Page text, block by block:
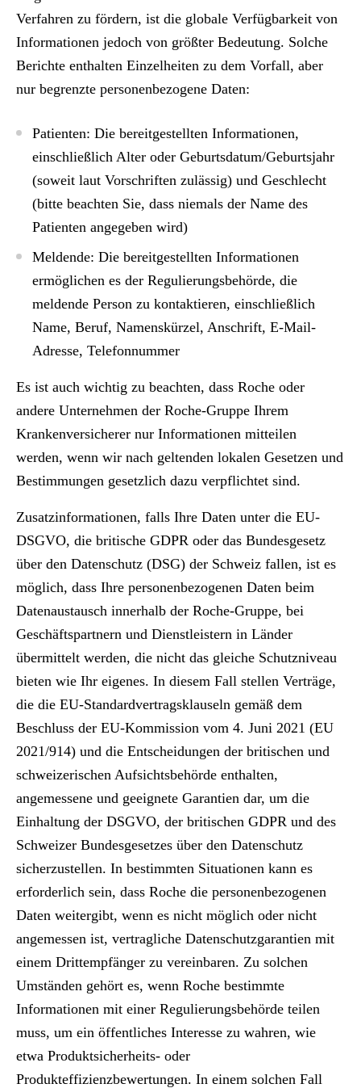
Verfahren zu fördern, ist die globale Verfügbarkeit von
Informationen jedoch von größter Bedeutung. Solche
Berichte enthalten Einzelheiten zu dem Vorfall, aber
nur begrenzte personenbezogene Daten:
Patienten: Die bereitgestellten Informationen,
einschließlich Alter oder Geburtsdatum/Geburtsjahr
(soweit laut Vorschriften zulässig) und Geschlecht
(bitte beachten Sie, dass niemals der Name des
Patienten angegeben wird)
Meldende: Die bereitgestellten Informationen
ermöglichen es der Regulierungsbehörde, die
meldende Person zu kontaktieren, einschließlich
Name, Beruf, Namenskürzel, Anschrift, E-Mail-
Adresse, Telefonnummer
Es ist auch wichtig zu beachten, dass Roche oder
andere Unternehmen der Roche-Gruppe Ihrem
Krankenversicherer nur Informationen mitteilen
werden, wenn wir nach geltenden lokalen Gesetzen und
Bestimmungen gesetzlich dazu verpflichtet sind.
Zusatzinformationen, falls Ihre Daten unter die EU-
DSGVO, die britische GDPR oder das Bundesgesetz
über den Datenschutz (DSG) der Schweiz fallen, ist es
möglich, dass Ihre personenbezogenen Daten beim
Datenaustausch innerhalb der Roche-Gruppe, bei
Geschäftspartnern und Dienstleistern in Länder
übermittelt werden, die nicht das gleiche Schutzniveau
bieten wie Ihr eigenes. In diesem Fall stellen Verträge,
die die EU-Standardvertragsklauseln gemäß dem
Beschluss der EU-Kommission vom 4. Juni 2021 (EU
2021/914) und die Entscheidungen der britischen und
schweizerischen Aufsichtsbehörde enthalten,
angemessene und geeignete Garantien dar, um die
Einhaltung der DSGVO, der britischen GDPR und des
Schweizer Bundesgesetzes über den Datenschutz
sicherzustellen. In bestimmten Situationen kann es
erforderlich sein, dass Roche die personenbezogenen
Daten weitergibt, wenn es nicht möglich oder nicht
angemessen ist, vertragliche Datenschutzgarantien mit
einem Drittempfänger zu vereinbaren. Zu solchen
Umständen gehört es, wenn Roche bestimmte
Informationen mit einer Regulierungsbehörde teilen
muss, um ein öffentliches Interesse zu wahren, wie
etwa Produktsicherheits- oder
Produkteffizienzbewertungen. In einem solchen Fall